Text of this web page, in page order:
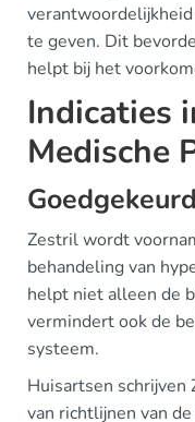
te geven. Dit
helpt bij het
Indicaties
Medische
Zestril wordt
behandeling van
helpt niet alleen de
vermindert ook de
systeem.
Huisartsen schrijven
van richtlijnen van